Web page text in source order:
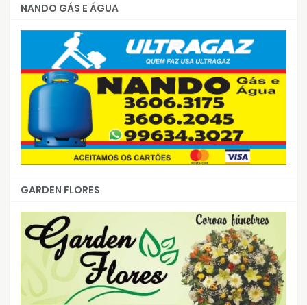
NANDO GÁS E ÁGUA
GARDEN FLORES